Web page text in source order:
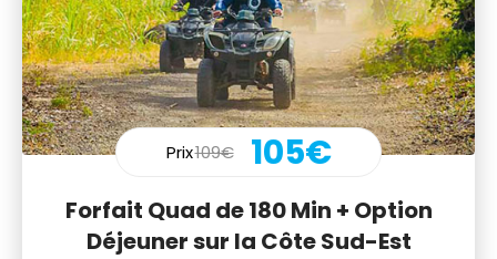
Prix109€ 105€
Forfait Quad de 180 Min + Option
Déjeuner sur la Côte Sud-Est